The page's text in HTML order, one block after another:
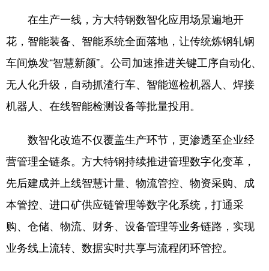
北京 天津 河北 山西
辽宁 吉林 上海 江苏
浙江 安徽 福建 江西
山东 河南 湖北 湖南
四川 贵州 云南 西藏
陕西 甘肃 青海 宁夏
多语种频道
在生产一线，方大特钢数智化应用场景遍地开
花，智能装备、智能系统全面落地，让传统炼钢轧钢
车间焕发“智慧新颜”。公司加速推进关键工序自动化、
无人化升级，自动抓渣行车、智能巡检机器人、焊接
机器人、在线智能检测设备等批量投用。
数智化改造不仅覆盖生产环节，更渗透至企业经
营管理全链条。方大特钢持续推进管理数字化变革，
先后建成并上线智慧计量、物流管控、物资采购、成
本管控、进口矿供应链管理等数字化系统，打通采
购、仓储、物流、财务、设备管理等业务链路，实现
业务线上流转、数据实时共享与流程闭环管控。